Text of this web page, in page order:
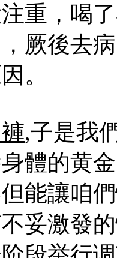
重，喝
厥後去
。
,子是我
體的黄
能讓咱
妥激發